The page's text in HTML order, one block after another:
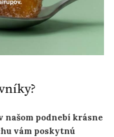
podnebí krásne
vám poskytnú